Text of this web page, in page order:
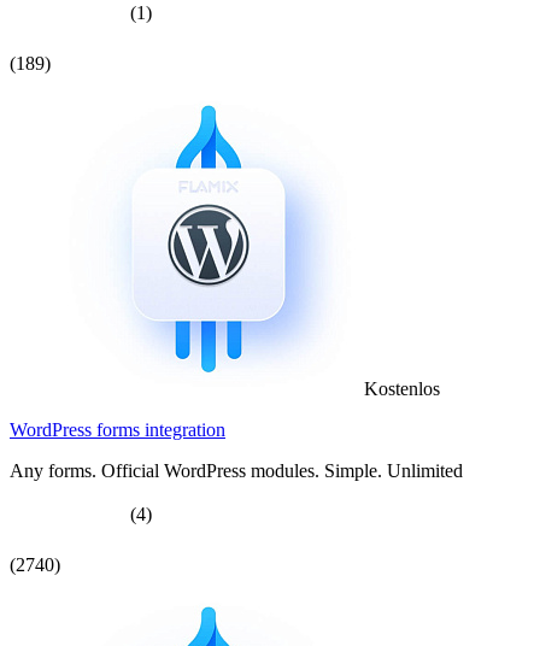
(1)
(189)
Kostenlos
WordPress forms integration
Any forms. Official WordPress modules. Simple. Unlimited
(4)
(2740)